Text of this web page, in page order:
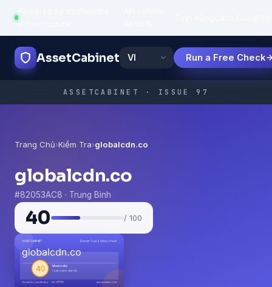
infrastructure
AssetCabinet Run a Free Check
ASSETCABINET · ISSUE 97
Trang Chủ›Kiểm Tra›globalcdn.co
globalcdn.co
#82053AC8 · Trung Bình
40 / 100